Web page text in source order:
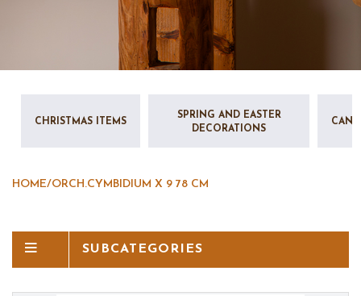
CHRISTMAS ITEMS
SPRING AND EASTER
DECORATIONS
HOME/ORCH.CYMBIDIUM X 9 78 CM
SUBCATEGORIES